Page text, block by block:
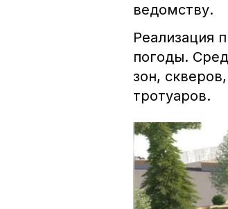
ведомству.
Реализация
погоды.
зон,
тротуаров.